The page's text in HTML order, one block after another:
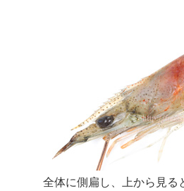
全体に側扁し、上から見る